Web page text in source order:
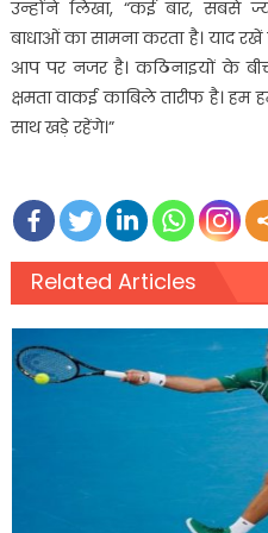
उन्होंने लिखा, “कई बार, सबसे
बाधाओं का सामना करता है। याद
आप पर नजर है। कठिनाइयों के
क्षमता वाकई काबिले तारीफ है।
साथ खड़े रहेंगे।”
Related Articles